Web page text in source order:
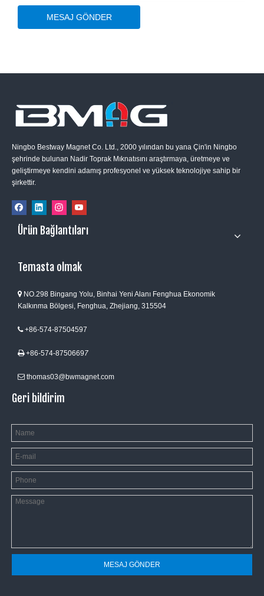
MESAJ GÖNDER
Ningbo Bestway Magnet Co. Ltd., 2000 yılından bu yana Çin'in Ningbo
şehrinde bulunan Nadir Toprak Mıknatısını araştırmaya, üretmeye ve
geliştirmeye kendini adamış profesyonel ve yüksek teknolojiye sahip bir
şirkettir.
Ürün Bağlantıları
Temasta olmak
 NO.298 Bingang Yolu, Binhai Yeni Alanı Fenghua Ekonomik
Kalkınma Bölgesi, Fenghua, Zhejiang, 315504
+86-574-87504597
+86-574-87506697
 thomas03@bwmagnet.com
Geri bildirim
MESAJ GÖNDER